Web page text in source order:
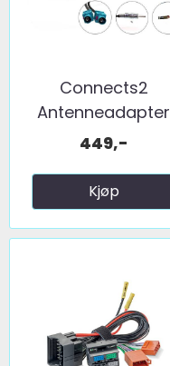
Connects2
Antenneadapter
(FM) 2 x fakra ...
449,-
Kjøp